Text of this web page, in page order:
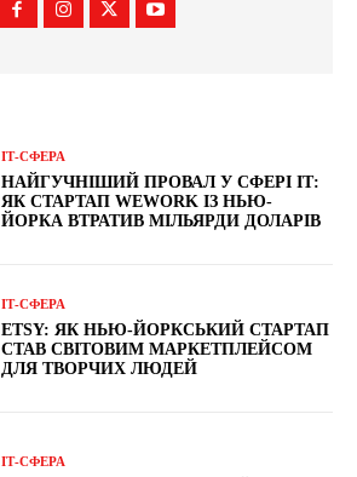
ІТ-СФЕРА
НАЙГУЧНІШИЙ ПРОВАЛ У СФЕРІ ІТ:
ЯК СТАРТАП WEWORK ІЗ НЬЮ-
ЙОРКА ВТРАТИВ МІЛЬЯРДИ ДОЛАРІВ
ІТ-СФЕРА
ETSY: ЯК НЬЮ-ЙОРКСЬКИЙ СТАРТАП
СТАВ СВІТОВИМ МАРКЕТПЛЕЙСОМ
ДЛЯ ТВОРЧИХ ЛЮДЕЙ
ІТ-СФЕРА